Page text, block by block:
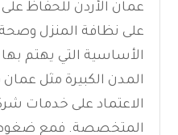
عمان الأردن للحفاظ
على نظافة المنزل وصحة
الأساسية التي يهتم
المدن الكبيرة مثل عمان
الاعتماد على خدمات
المتخصصة. فمع ضغوط